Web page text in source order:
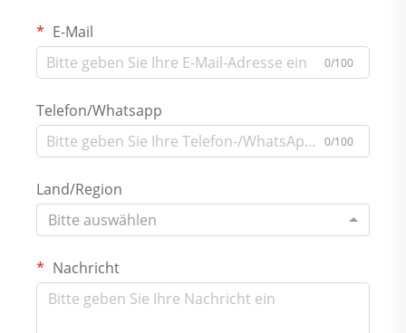
E-Mail
0/100
Telefon/Whatsapp
0/100
Land/Region
Bitte auswählen
Nachricht